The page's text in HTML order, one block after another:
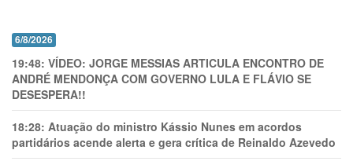
6/8/2026
19:48: VÍDEO: JORGE MESSIAS ARTICULA ENCONTRO DE
ANDRÉ MENDONÇA COM GOVERNO LULA E FLÁVIO SE
DESESPERA!!
18:28: Atuação do ministro Kássio Nunes em acordos
partidários acende alerta e gera crítica de Reinaldo Azevedo